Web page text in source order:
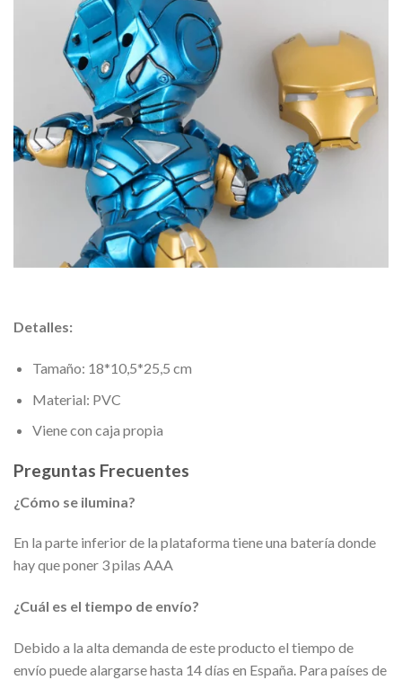
Detalles:
Tamaño: 18*10,5*25,5 cm
Material: PVC
Viene con caja propia
Preguntas Frecuentes
¿Cómo se ilumina?
En la parte inferior de la plataforma tiene una batería donde
hay que poner 3 pilas AAA
¿Cuál es el tiempo de envío?
Debido a la alta demanda de este producto el tiempo de
envío puede alargarse hasta 14 días en España. Para países de